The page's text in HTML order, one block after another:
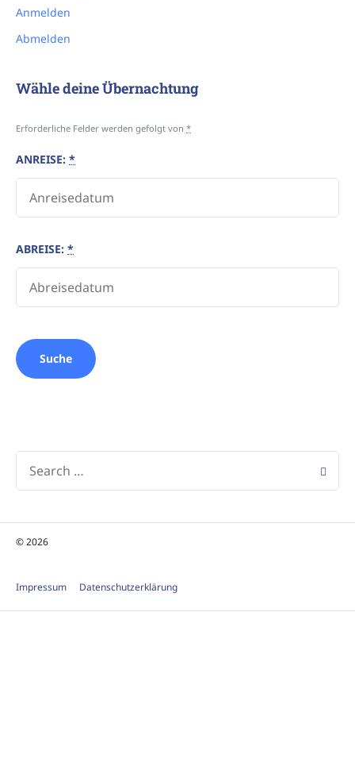
Anmelden
Abmelden
Wähle deine Übernachtung
Erforderliche Felder werden gefolgt von *
ANREISE: *
ABREISE: *
© 2026
Impressum Datenschutzerklärung